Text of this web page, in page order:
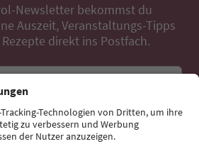
Newsletter bekommst du
Auszeit, Veranstaltungs-Tipps
direkt ins Postfach.
Jetzt anmelden